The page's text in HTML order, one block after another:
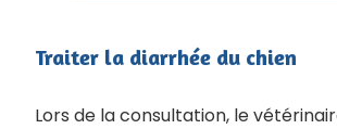
Traiter la diarrhée du chien
Lors de la consultation, le